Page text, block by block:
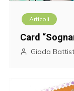
Articoli
Card
Giada